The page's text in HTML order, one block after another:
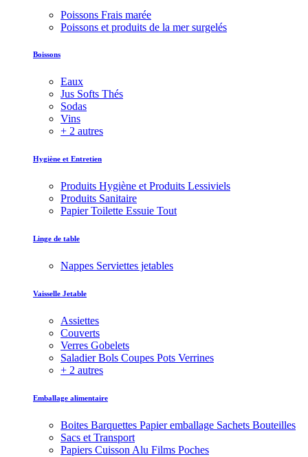
Poissons Frais marée
Poissons et produits de la mer surgelés
Boissons
Eaux
Jus Softs Thés
Sodas
Vins
+ 2 autres
Hygiène et Entretien
Produits Hygiène et Produits Lessiviels
Produits Sanitaire
Papier Toilette Essuie Tout
Linge de table
Nappes Serviettes jetables
Vaisselle Jetable
Assiettes
Couverts
Verres Gobelets
Saladier Bols Coupes Pots Verrines
+ 2 autres
Emballage alimentaire
Boites Barquettes Papier emballage Sachets Bouteilles
Sacs et Transport
Papiers Cuisson Alu Films Poches